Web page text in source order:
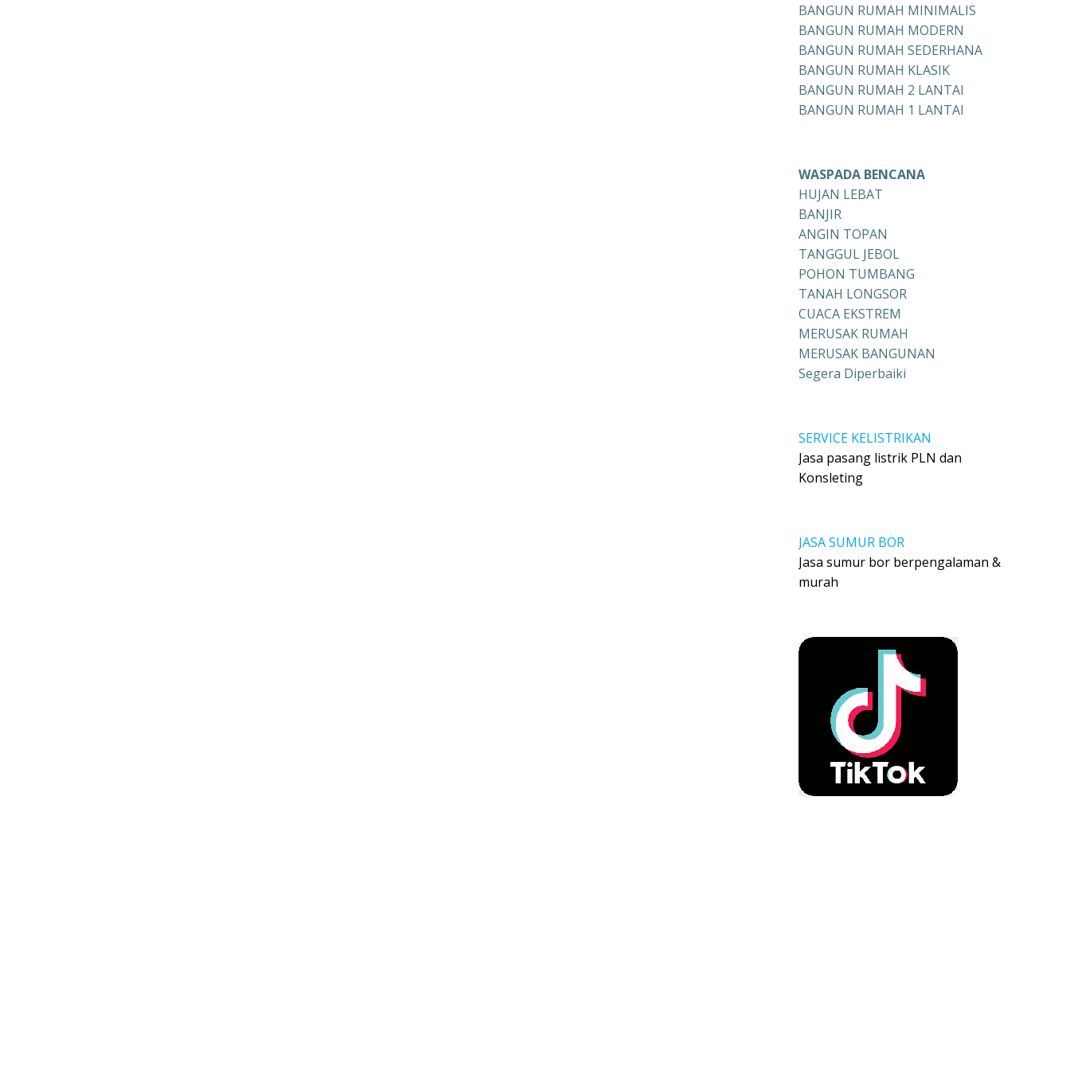
BANGUN RUMAH MINIMALIS
BANGUN RUMAH MODERN
BANGUN RUMAH SEDERHANA
BANGUN RUMAH KLASIK
BANGUN RUMAH 2 LANTAI
BANGUN RUMAH 1 LANTAI
WASPADA BENCANA
HUJAN LEBAT
BANJIR
ANGIN TOPAN
TANGGUL JEBOL
POHON TUMBANG
TANAH LONGSOR
CUACA EKSTREM
MERUSAK RUMAH
MERUSAK BANGUNAN
Segera Diperbaiki
SERVICE KELISTRIKAN
Jasa pasang listrik PLN dan
Konsleting
JASA SUMUR BOR
Jasa sumur bor berpengalaman &
murah